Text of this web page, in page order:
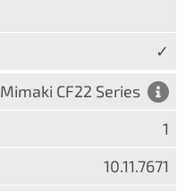
✓
Mimaki CF22 Series
1
10.11.7671